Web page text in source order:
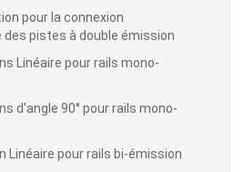
pour la connexion
pistes à double émission
Linéaire pour rails mono-
d'angle 90° pour rails mono-
Linéaire pour rails bi-émission